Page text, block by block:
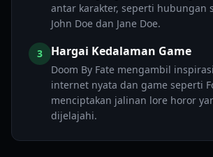
antar karakter, seperti hubungan
John Doe dan Jane Doe.
3 Hargai Kedalaman Game
Doom By Fate mengambil
internet nyata dan game seperti
menciptakan jalinan lore horor
dijelajahi.